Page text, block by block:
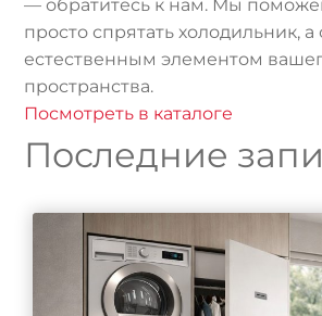
— обратитесь к нам. Мы
просто спрятать холодильник, а
естественным элементом
пространства.
Посмотреть в каталоге
Последние